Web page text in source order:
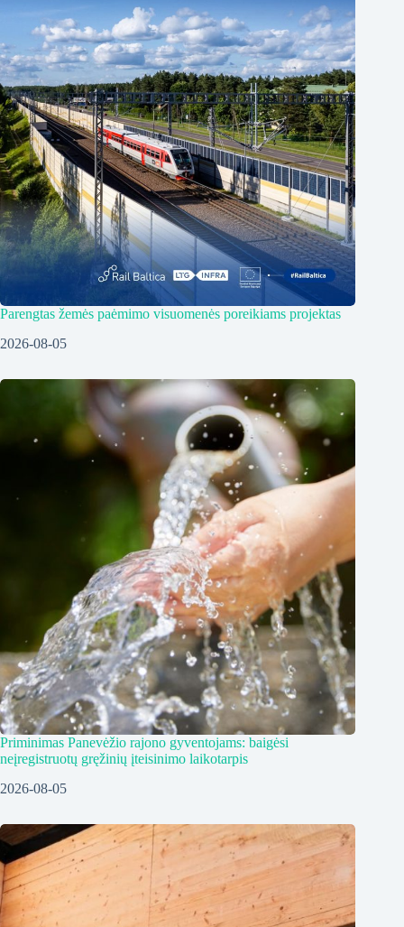
Parengtas žemės paėmimo visuomenės poreikiams projektas
2026-08-05
Priminimas Panevėžio rajono gyventojams: baigėsi
neįregistruotų gręžinių įteisinimo laikotarpis
2026-08-05